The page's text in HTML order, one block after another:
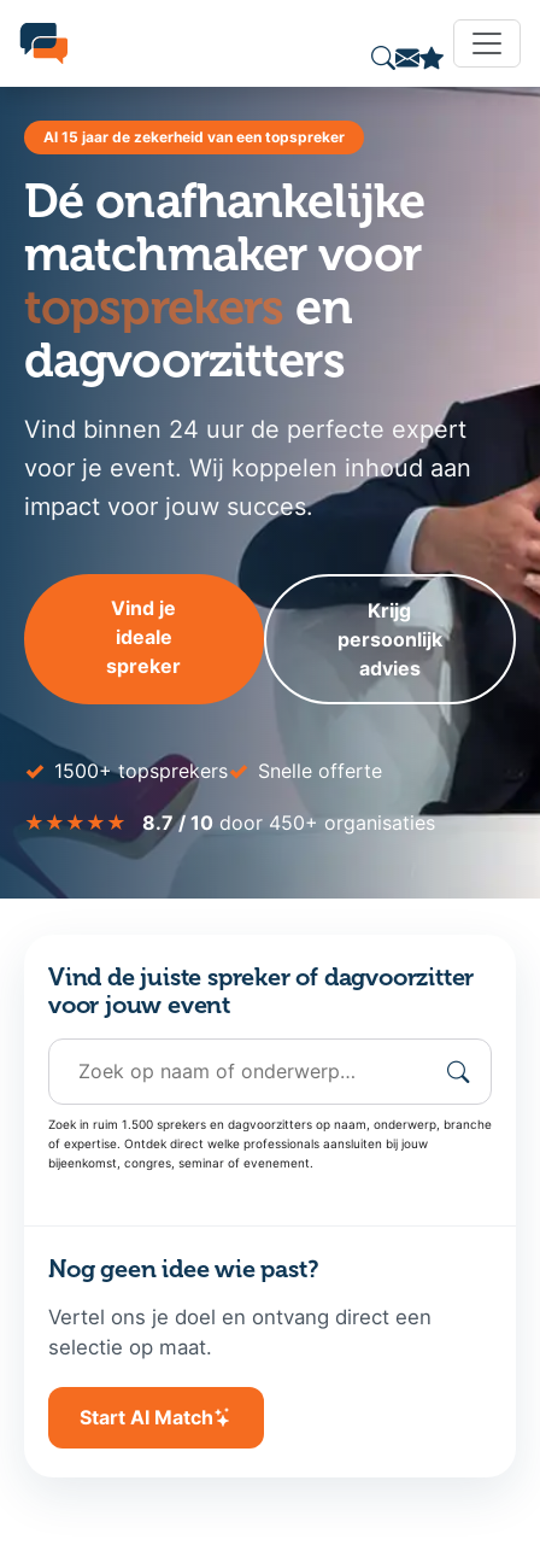
Al 15 jaar de zekerheid van een topspreker
Dé onafhankelijke
matchmaker voor
topsprekers en
dagvoorzitters
Vind binnen 24 uur de perfecte expert
voor je event. Wij koppelen inhoud aan
impact voor jouw succes.
Vind je
ideale
spreker
Krijg
persoonlijk
advies
✓ 1500+ topsprekers✓ Snelle offerte
★★★★★ 8.7 / 10 door 450+ organisaties
Vind de juiste spreker of dagvoorzitter
voor jouw event
Zoek in ruim 1.500 sprekers en dagvoorzitters op naam, onderwerp, branche
of expertise. Ontdek direct welke professionals aansluiten bij jouw
bijeenkomst, congres, seminar of evenement.
Nog geen idee wie past?
Vertel ons je doel en ontvang direct een
selectie op maat.
Start AI Match